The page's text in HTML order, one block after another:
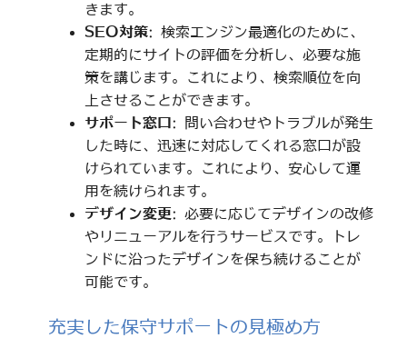
きます。
SEO対策: 検索エンジン最適化のために、
定期的にサイトの評価を分析し、必要な施
策を講じます。これにより、検索順位を向
上させることができます。
サポート窓口 : 問い合わせやトラブルが発生
した時に、迅速に対応してくれる窓口が設
けられています。これにより、安心して運
用を続けられます。
デザイン変更: 必要に応じてデザインの改修
やリニューアルを行うサービスです。トレ
ンドに沿ったデザインを保ち続けることが
可能です。
充実した保守サポートの見極め方